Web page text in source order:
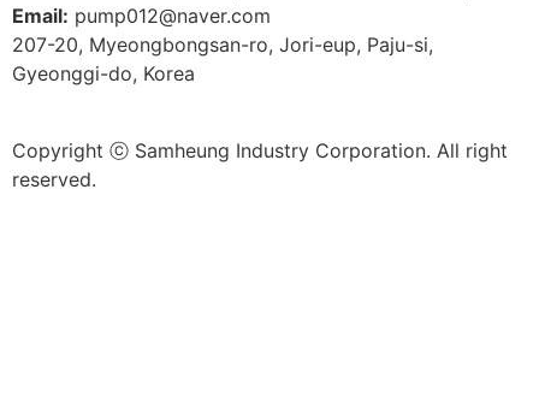
Email: pump012@naver.com
207-20, Myeongbongsan-ro, Jori-eup, Paju-si,
Gyeonggi-do, Korea
Copyright ⓒ Samheung Industry Corporation. All right
reserved.